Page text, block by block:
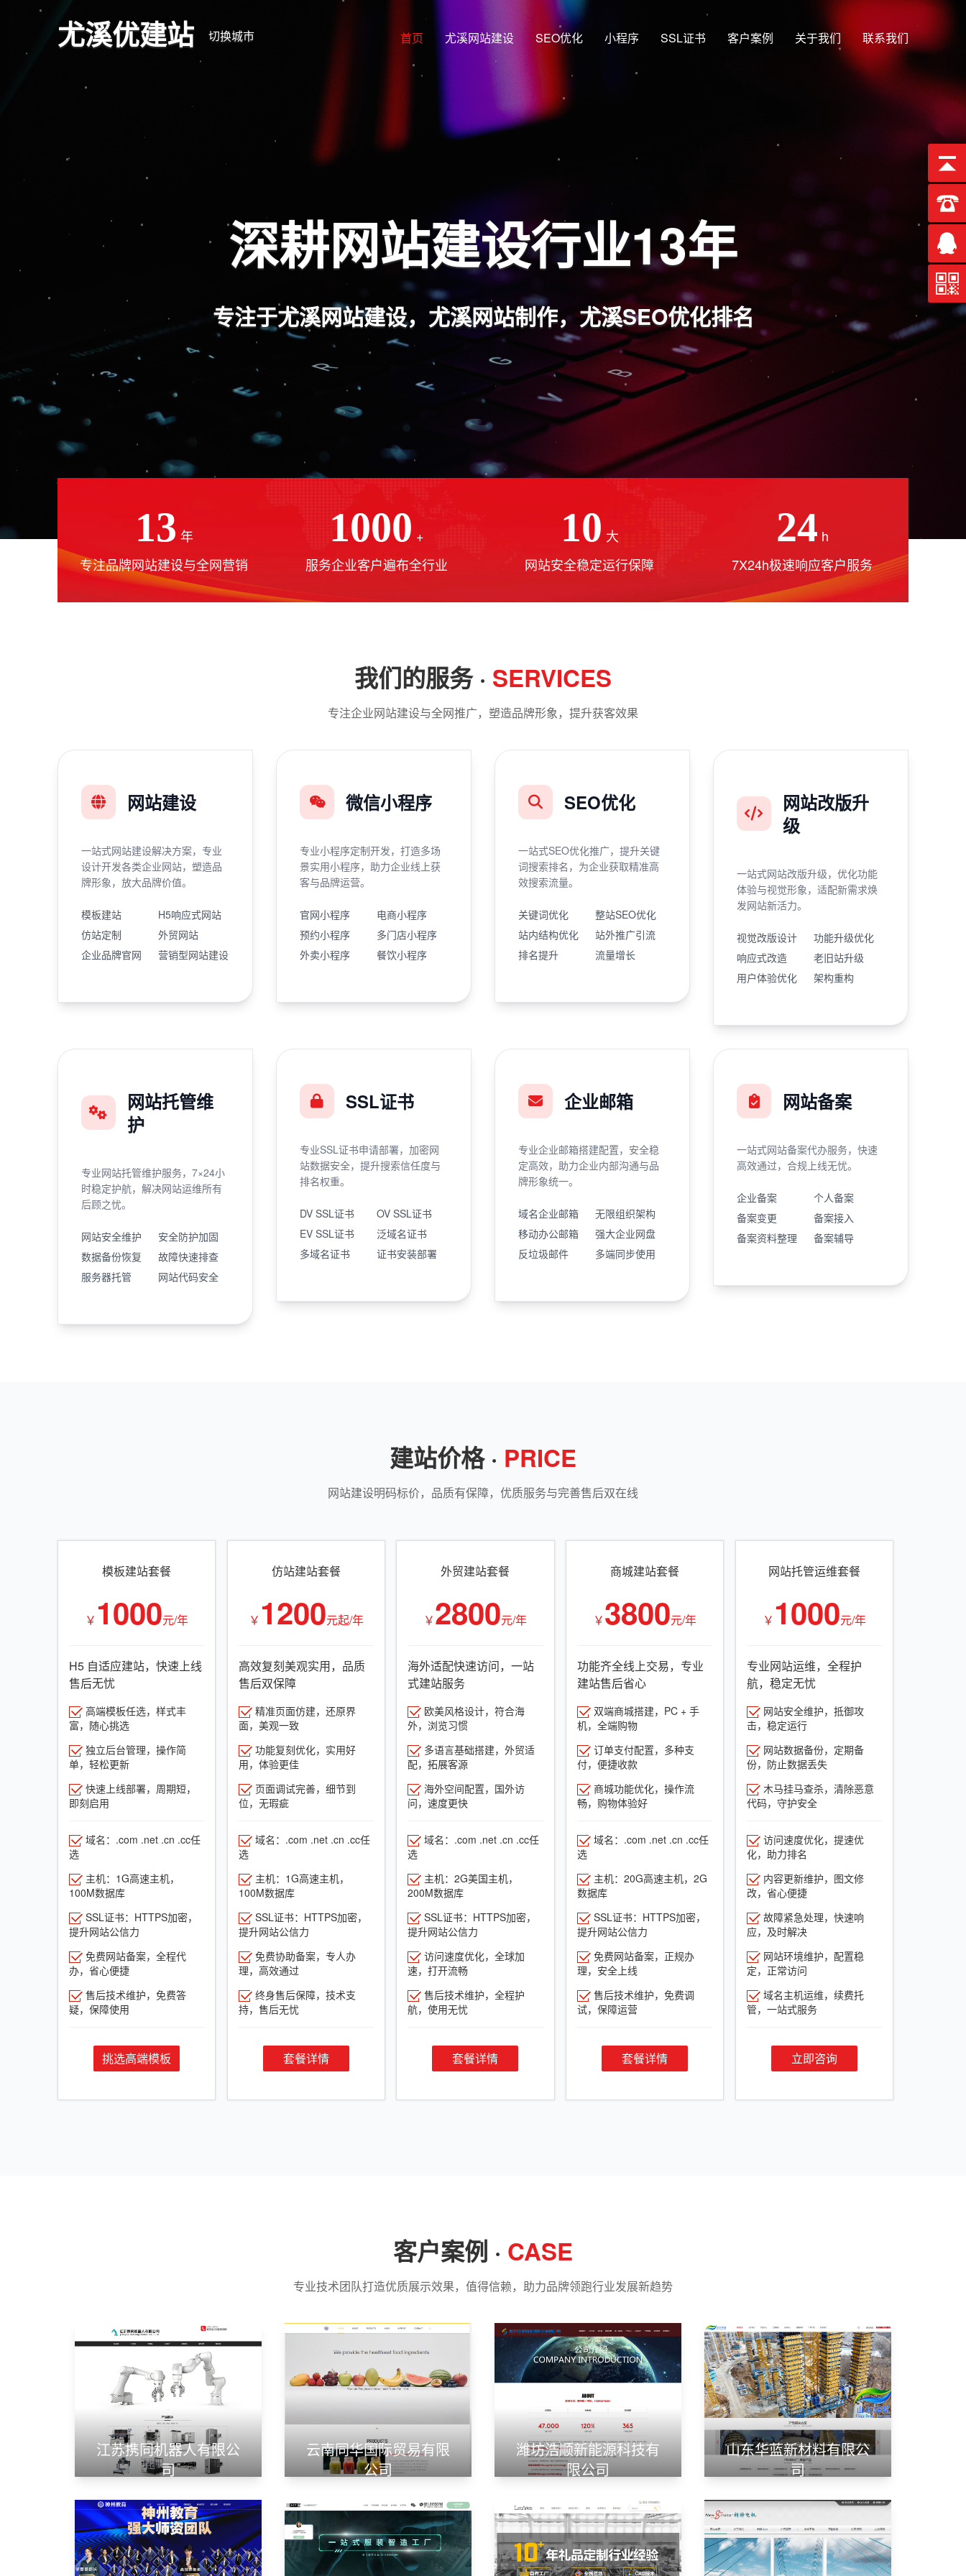
尤溪优建站 切换城市 首页 尤溪网站建设 SEO优化 小程序 SSL证书 客户案例 关于我们 联系我们
深耕网站建设行业13年
专注于尤溪网站建设，尤溪网站制作，尤溪SEO优化排名
13 年
专注品牌网站建设与全网营销
1000 +
服务企业客户遍布全行业
10 大
网站安全稳定运行保障
24 h
7X24h极速响应客户服务
我们的服务 · SERVICES
专注企业网站建设与全网推广，塑造品牌形象，提升获客效果
网站建设
一站式网站建设解决方案，专业
设计开发各类企业网站，塑造品
牌形象，放大品牌价值。
模板建站
H5响应式网站
仿站定制
外贸网站
企业品牌官网
营销型网站建设
微信小程序
专业小程序定制开发，打造多场
景实用小程序，助力企业线上获
客与品牌运营。
官网小程序
电商小程序
预约小程序
多门店小程序
外卖小程序
餐饮小程序
SEO优化
一站式SEO优化推广，提升关键
词搜索排名，为企业获取精准高
效搜索流量。
关键词优化
整站SEO优化
站内结构优化
站外推广引流
排名提升
流量增长
网站改版升
级
一站式网站改版升级，优化功能
体验与视觉形象，适配新需求焕
发网站新活力。
视觉改版设计
功能升级优化
响应式改造
老旧站升级
用户体验优化
架构重构
网站托管维
护
专业网站托管维护服务，7×24小
时稳定护航，解决网站运维所有
后顾之忧。
网站安全维护
安全防护加固
数据备份恢复
故障快速排查
服务器托管
网站代码安全
SSL证书
专业SSL证书申请部署，加密网
站数据安全，提升搜索信任度与
排名权重。
DV SSL证书
OV SSL证书
EV SSL证书
泛域名证书
多域名证书
证书安装部署
企业邮箱
专业企业邮箱搭建配置，安全稳
定高效，助力企业内部沟通与品
牌形象统一。
域名企业邮箱
无限组织架构
移动办公邮箱
强大企业网盘
反垃圾邮件
多端同步使用
网站备案
一站式网站备案代办服务，快速
高效通过，合规上线无忧。
企业备案
个人备案
备案变更
备案接入
备案资料整理
备案辅导
建站价格 · PRICE
网站建设明码标价，品质有保障，优质服务与完善售后双在线
模板建站套餐
￥ 1000元/年
H5 自适应建站，快速上线
售后无忧
高端模板任选，样式丰
富，随心挑选
独立后台管理，操作简
单，轻松更新
快速上线部署，周期短，
即刻启用
域名：.com .net .cn .cc任
选
主机：1G高速主机，
100M数据库
SSL证书：HTTPS加密，
提升网站公信力
免费网站备案，全程代
办，省心便捷
售后技术维护，免费答
疑，保障使用
挑选高端模板
仿站建站套餐
￥ 1200元起/年
高效复刻美观实用，品质
售后双保障
精准页面仿建，还原界
面，美观一致
功能复刻优化，实用好
用，体验更佳
页面调试完善，细节到
位，无瑕疵
域名：.com .net .cn .cc任
选
主机：1G高速主机，
100M数据库
SSL证书：HTTPS加密，
提升网站公信力
免费协助备案，专人办
理，高效通过
终身售后保障，技术支
持，售后无忧
套餐详情
外贸建站套餐
￥2800元/年
海外适配快速访问，一站
式建站服务
欧美风格设计，符合海
外，浏览习惯
多语言基础搭建，外贸适
配，拓展客源
海外空间配置，国外访
问，速度更快
域名：.com .net .cn .cc任
选
主机：2G美国主机，
200M数据库
SSL证书：HTTPS加密，
提升网站公信力
访问速度优化，全球加
速，打开流畅
售后技术维护，全程护
航，使用无忧
套餐详情
商城建站套餐
￥3800元/年
功能齐全线上交易，专业
建站售后省心
双端商城搭建，PC + 手
机，全端购物
订单支付配置，多种支
付，便捷收款
商城功能优化，操作流
畅，购物体验好
域名：.com .net .cn .cc任
选
主机：20G高速主机，2G
数据库
SSL证书：HTTPS加密，
提升网站公信力
免费网站备案，正规办
理，安全上线
售后技术维护，免费调
试，保障运营
套餐详情
网站托管运维套餐
￥ 1000元/年
专业网站运维，全程护
航，稳定无忧
网站安全维护，抵御攻
击，稳定运行
网站数据备份，定期备
份，防止数据丢失
木马挂马查杀，清除恶意
代码，守护安全
访问速度优化，提速优
化，助力排名
内容更新维护，图文修
改，省心便捷
故障紧急处理，快速响
应，及时解决
网站环境维护，配置稳
定，正常访问
域名主机运维，续费托
管，一站式服务
立即咨询
客户案例 · CASE
专业技术团队打造优质展示效果，值得信赖，助力品牌领跑行业发展新趋势
江苏携同机器人有限公
司
云南同华国际贸易有限
公司
潍坊浩顺新能源科技有
限公司
山东华蓝新材料有限公
司